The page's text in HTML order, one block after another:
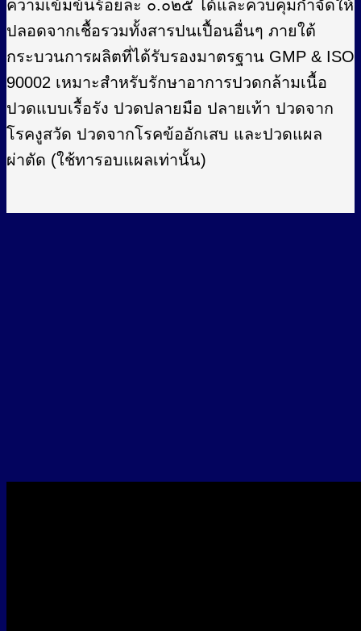
ความเข้มข้นร้อยละ ๐.๐๒๕ ได้และควบคุมกำจัดให้
ปลอดจากเชื้อรวมทั้งสารปนเปื้อนอื่นๆ ภายใต้
กระบวนการผลิตที่ได้รับรองมาตรฐาน GMP & ISO
90002 เหมาะสำหรับรักษาอาการปวดกล้ามเนื้อ
ปวดแบบเรื้อรัง ปวดปลายมือ ปลายเท้า ปวดจาก
โรคงูสวัด ปวดจากโรคข้ออักเสบ และปวดแผล
ผ่าตัด (ใช้ทารอบแผลเท่านั้น)